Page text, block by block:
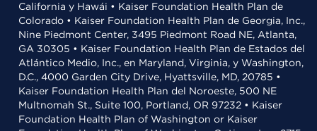
California y Hawái • Kaiser Foundation Health Plan de
Colorado • Kaiser Foundation Health Plan de Georgia, Inc.,
Nine Piedmont Center, 3495 Piedmont Road NE, Atlanta,
GA 30305 • Kaiser Foundation Health Plan de Estados del
Atlántico Medio, Inc., en Maryland, Virginia, y Washington,
D.C., 4000 Garden City Drive, Hyattsville, MD, 20785 •
Kaiser Foundation Health Plan del Noroeste, 500 NE
Multnomah St., Suite 100, Portland, OR 97232 • Kaiser
Foundation Health Plan of Washington or Kaiser